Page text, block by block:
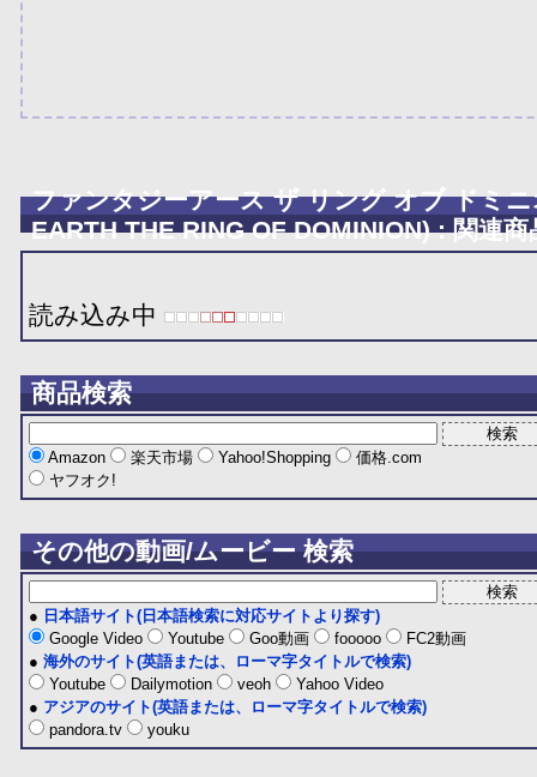
ファンタジーアース ザ リング オブ ドミニ
EARTH THE RING OF DOMINION) : 関連
読み込み中
商品検索
Amazon 楽天市場 Yahoo!Shopping
価格.com
ヤフオク!
その他の動画/ムービー 検索
● 日本語サイト(日本語検索に対応サイトより探す)
Google Video
Youtube Goo動画 fooooo
FC2動画
● 海外のサイト(英語または、ローマ字タイトルで検索)
Youtube
Dailymotion veoh
Yahoo Video
● アジアのサイト(英語または、ローマ字タイトルで検索)
pandora.tv
youku